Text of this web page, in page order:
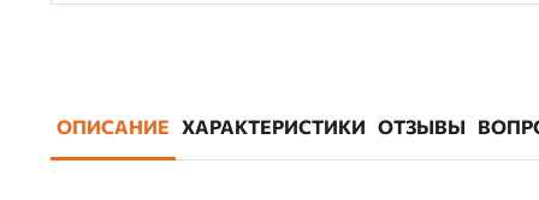
ОПИСАНИЕ ХАРАКТЕРИСТИКИ ОТЗЫВЫ